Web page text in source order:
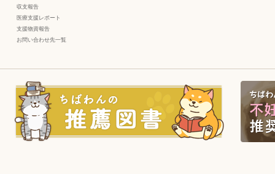
収支報告
医療支援レポート
支援物資報告
お問い合わせ先一覧